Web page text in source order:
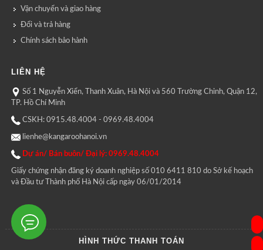
Vận chuyển và giao hàng
Đổi và trả hàng
Chính sách bảo hành
LIÊN HỆ
Số 1 Nguyễn Xiển, Thanh Xuân, Hà Nội và 560 Trường Chinh, Quận 12,
TP. Hồ Chí Minh
CSKH: 0915.48.4004 - 0969.48.4004
lienhe@kangaroohanoi.vn
Dự án/ Bán buôn/ Đại lý: 0969.48.4004
Giấy chứng nhận đăng ký doanh nghiệp số 010 6411 810 do Sở kế hoạch
và Đầu tư Thành phố Hà Nội cấp ngày 06/01/2014
HÌNH THỨC THANH TOÁN